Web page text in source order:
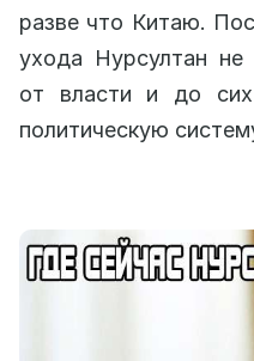
разве что Китаю.
ухода Нурсултан не
от власти и до
политическую